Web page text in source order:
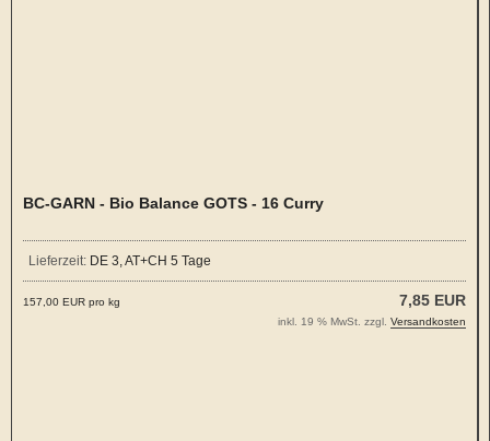
BC-GARN - Bio Balance GOTS - 16 Curry
Lieferzeit: DE 3, AT+CH 5 Tage
7,85 EUR
157,00 EUR pro kg
inkl. 19 % MwSt. zzgl. Versandkosten